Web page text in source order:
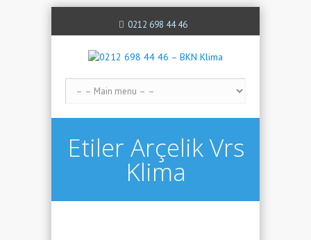
0212 698 44 46
Etiler Arçelik Vrs
Klima